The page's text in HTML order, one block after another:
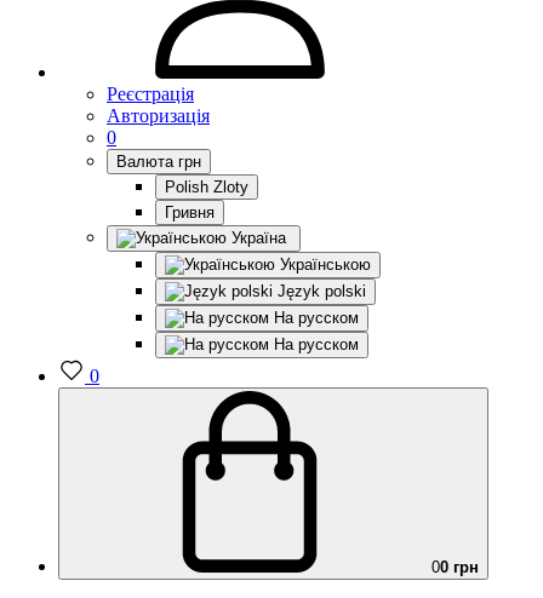
Реєстрація
Авторизація
0
Валюта грн
Polish Zloty
Гривня
Україна
Українською
Język polski
На русском
На русском
0
00 грн